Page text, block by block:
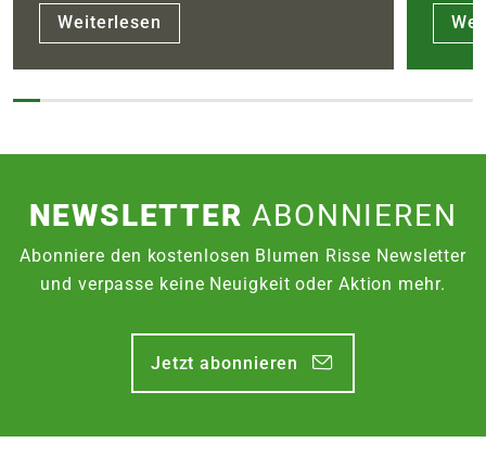
Weiterlesen
NEWSLETTERABONNIEREN
Abonniere den kostenlosen Blumen Risse Newsletter
und verpasse keine Neuigkeit oder Aktion mehr.
Jetzt abonnieren